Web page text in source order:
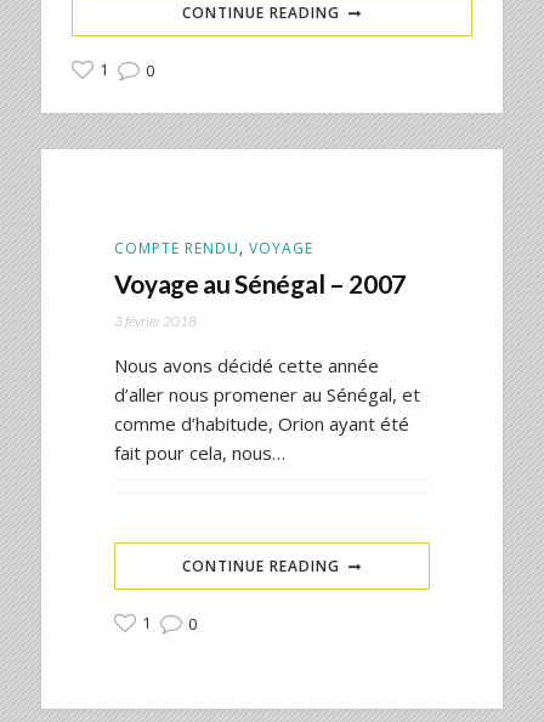
CONTINUE READING
1 0
COMPTE RENDU, VOYAGE
Voyage au Sénégal – 2007
3 février 2018
Nous avons décidé cette année
d’aller nous promener au Sénégal, et
comme d’habitude, Orion ayant été
fait pour cela, nous…
CONTINUE READING
1 0